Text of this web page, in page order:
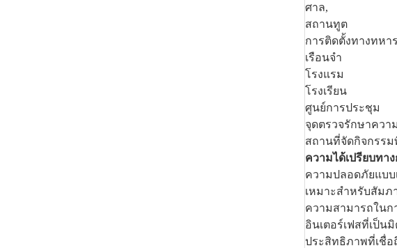
ศาล,
สถานทูต
การติดตั้งทางทหาร
เรือนจำ
โรงแรม
โรงเรียน
ศูนย์การประชุม
จุดตรวจรักษาควา
สถานที่จัดกิจกรรม
ความได้เปรียบทา
ความปลอดภัยแบบ
เหมาะสำหรับสัม
ความสามารถในก
อินเตอร์เฟสที่เป็น
ประสิทธิภาพที่เชื่